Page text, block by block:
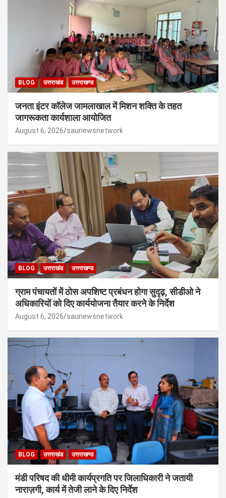
BLOG उत्तराखंड उत्तराखण्ड
जनता इंटर कॉलेज जामलाखाल में मिशन शक्ति के तहत
जागरूकता कार्यशाला आयोजित
August 6, 2026 saunewsnetwork
BLOG उत्तराखंड उत्तराखण्ड
ग्राम पंचायतों में ठोस अपशिष्ट प्रबंधन होगा सुदृढ़, सीडीओ ने
अधिकारियों को दिए कार्ययोजना तैयार करने के निर्देश
August 6, 2026 saunewsnetwork
BLOG उत्तराखंड उत्तराखण्ड
मंडी परिषद की धीमी कार्यप्रगति पर जिलाधिकारी ने जतायी
नाराज़गी, कार्य में तेजी लाने के दिए निर्देश